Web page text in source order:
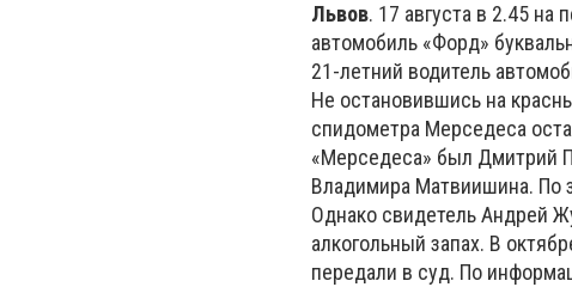
Львов. 17 августа в 2.45 на
автомобиль «Форд»
21-летний водитель
Не остановившись на
спидометра Мерседеса
«Мерседеса» был Дмитрий
Владимира Матвиишина. По
Однако свидетель Андрей
алкогольный запах. В
передали в суд. По